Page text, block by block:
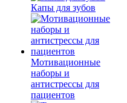
Капы для зубов
Мотивационные
наборы и
антистрессы для
пациентов